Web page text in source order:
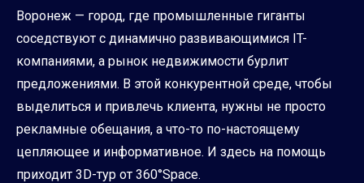
Воронеж — город, где промышленные гиганты
соседствуют с динамично развивающимися IT-
компаниями, а рынок недвижимости бурлит
предложениями. В этой конкурентной среде, чтобы
выделиться и привлечь клиента, нужны не просто
рекламные обещания, а что-то по-настоящему
цепляющее и информативное. И здесь на помощь
приходит 3D-тур от 360°Space.